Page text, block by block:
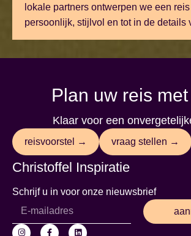
lokale partners ontwerpen we een
persoonlijk, stijlvol en tot in de details
Plan uw reis
Klaar voor een
reisvoorstel → vraag stellen →
Christoffel Inspiratie
Schrijf u in voor onze nieuwsbrief